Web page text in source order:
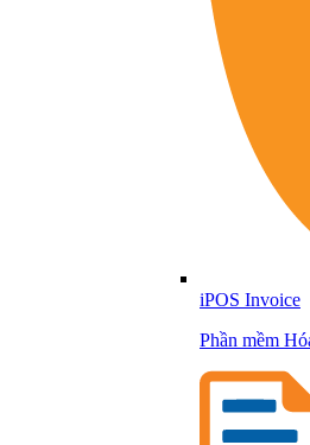
iPOS Invoice
Phần mềm